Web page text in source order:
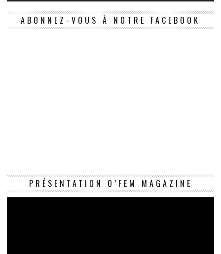
ABONNEZ-VOUS À NOTRE FACEBOOK
PRÉSENTATION O’FEM MAGAZINE